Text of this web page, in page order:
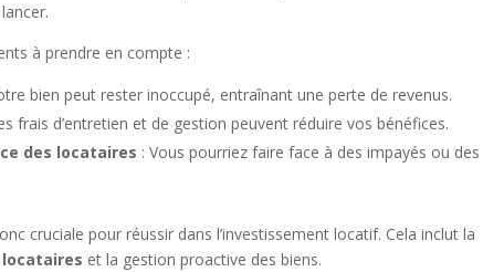
à prendre en compte :
bien peut rester inoccupé, entraînant une perte de revenus.
frais d’entretien et de gestion peuvent réduire vos bénéfices.
des locataires : Vous pourriez faire face à des impayés ou des
cruciale pour réussir dans l’investissement locatif. Cela inclut la
locataires et la gestion proactive des biens.